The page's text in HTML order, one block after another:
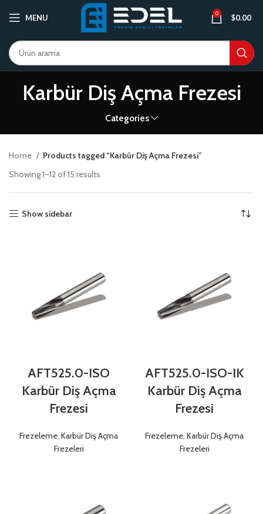
MENU 0 $0.00
Karbür Diş Açma Frezesi
Categories
Home
Products tagged “Karbür Diş Açma Frezesi”
Showing 1–12 of 15 results
Show sidebar
AFT525.0-ISO
Karbür Diş Açma
Frezesi
Frezeleme, Karbür Diş Açma
Frezeleri
AFT525.0-ISO-IK
Karbür Diş Açma
Frezesi
Frezeleme, Karbür Diş Açma
Frezeleri